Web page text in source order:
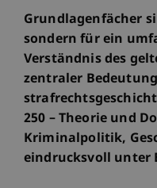
Grundlagenfächer
sondern für ein
Verständnis des
zentraler
250 – Theorie und
Kriminalpolitik,
eindrucksvoll unter